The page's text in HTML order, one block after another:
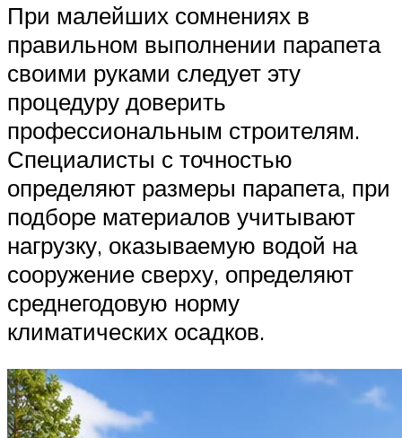
При малейших сомнениях в
правильном выполнении парапета
своими руками следует эту
процедуру доверить
профессиональным строителям.
Специалисты с точностью
определяют размеры парапета, при
подборе материалов учитывают
нагрузку, оказываемую водой на
сооружение сверху, определяют
среднегодовую норму
климатических осадков.